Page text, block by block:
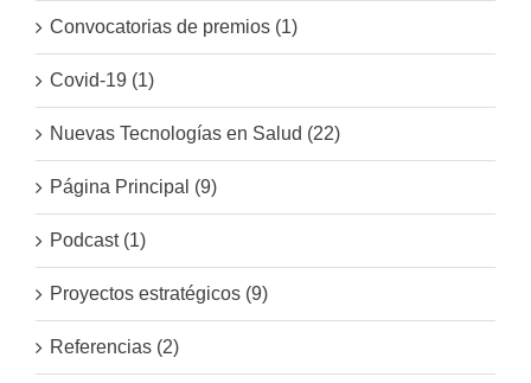
Convocatorias de premios (1)
Covid-19 (1)
Nuevas Tecnologías en Salud (22)
Página Principal (9)
Podcast (1)
Proyectos estratégicos (9)
Referencias (2)